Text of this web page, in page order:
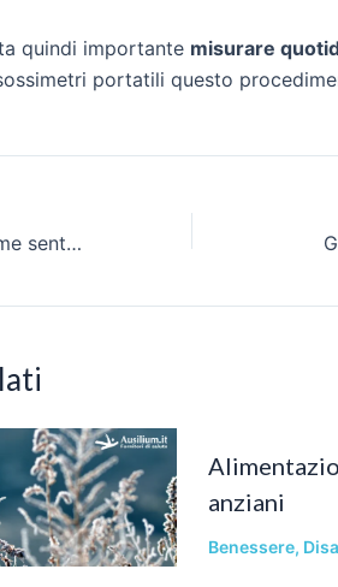
quindi importante misurare
portatili questo
Anziani e mascherine: come sentirsi a proprio agio
anziani
Benessere,